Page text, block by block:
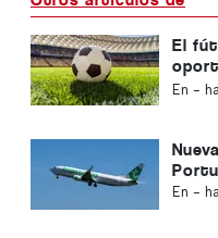
El
auge
En -
En -